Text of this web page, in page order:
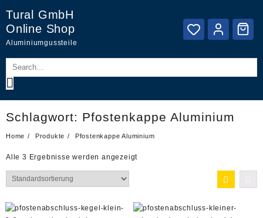
content
Tural GmbH
Online Shop
Aluminiumgussteile
Schlagwort: Pfostenkappe Aluminium
Home Produkte Pfostenkappe Aluminium
Alle 3 Ergebnisse werden angezeigt